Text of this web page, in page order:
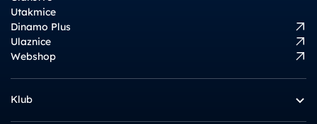
Utakmice
Dinamo Plus
Ulaznice
Webshop
Klub